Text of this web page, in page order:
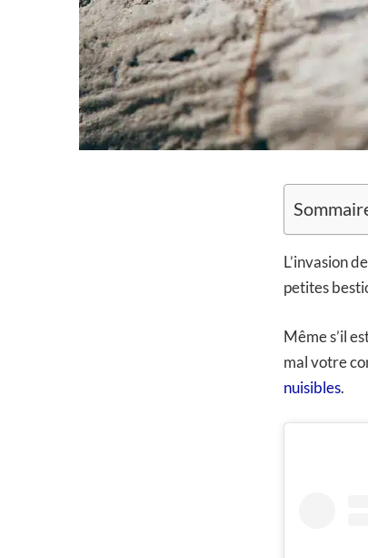
L’invasion
petites
Même s’il
mal votre
nuisibles.